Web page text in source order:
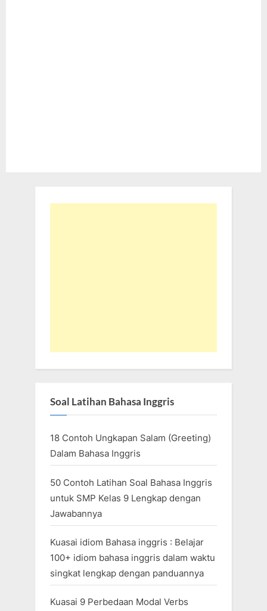
Soal Latihan Bahasa Inggris
18 Contoh Ungkapan Salam (Greeting)
Dalam Bahasa Inggris
50 Contoh Latihan Soal Bahasa Inggris
untuk SMP Kelas 9 Lengkap dengan
Jawabannya
Kuasai idiom Bahasa inggris : Belajar
100+ idiom bahasa inggris dalam waktu
singkat lengkap dengan panduannya
Kuasai 9 Perbedaan Modal Verbs